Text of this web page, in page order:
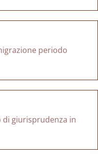
periodo
di giurisprudenza in